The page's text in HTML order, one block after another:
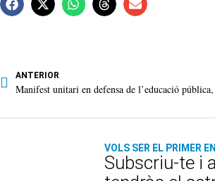
ANTERIOR
VOLS SER EL PRIMER
Subscriu-te i